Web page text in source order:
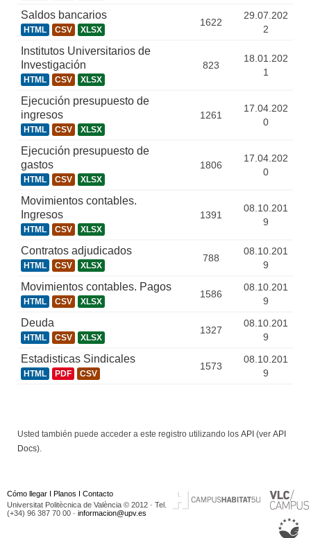
Saldos bancarios
HTML CSV XLSX
1622
29.07.202
2
Institutos Universitarios de
Investigación
HTML CSV XLSX
823
18.01.202
1
Ejecución presupuesto de
ingresos
HTML CSV XLSX
1261
17.04.202
0
Ejecución presupuesto de
gastos
HTML CSV XLSX
1806
17.04.202
0
Movimientos contables.
Ingresos
HTML CSV XLSX
1391
08.10.201
9
Contratos adjudicados
HTML CSV XLSX
788
08.10.201
9
Movimientos contables. Pagos
HTML CSV XLSX
1586
08.10.201
9
Deuda
HTML CSV XLSX
1327
08.10.201
9
Estadisticas Sindicales
HTML PDF CSV
1573
08.10.201
9
Usted también puede acceder a este registro utilizando los API (ver API
Docs).
Cómo llegar I Planos I Contacto
Universitat Politècnica de València © 2012 · Tel.
(+34) 96 387 70 00 · informacion@upv.es